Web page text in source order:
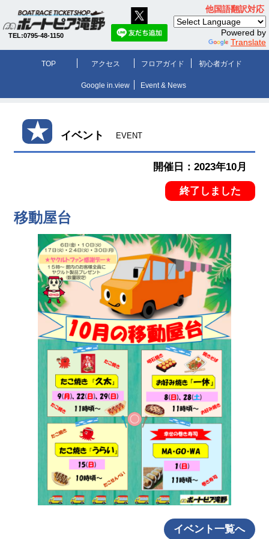
TEL:0795-48-1150
他国語翻訳対応
Powered by
Translate
TOP アクセス フロアガイド 初心者ガイド
Google in.view Event & News
★ イベント EVENT
開催日：2023年10月
終了しました
移動屋台
イベント一覧へ